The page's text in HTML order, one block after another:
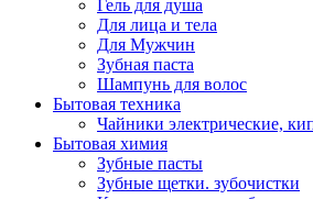
Гель для душа
Для лица и тела
Для Мужчин
Зубная паста
Шампунь для волос
Бытовая техника
Чайники электрические,
Бытовая химия
Зубные пасты
Зубные щетки. зубочистки